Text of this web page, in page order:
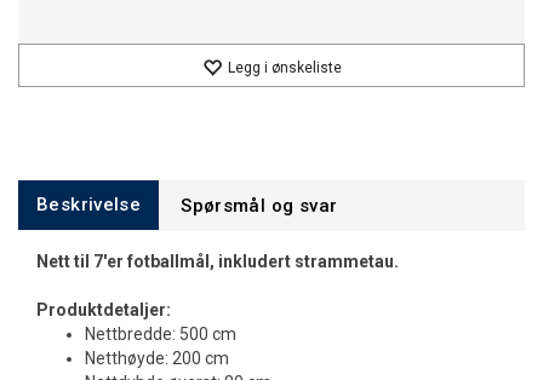
Legg i ønskeliste
Beskrivelse Spørsmål og svar
Nett til 7'er fotballmål, inkludert strammetau.
Produktdetaljer:
Nettbredde: 500 cm
Netthøyde: 200 cm